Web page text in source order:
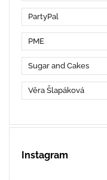
PartyPal
PME
Sugar and Cakes
Věra Šlapáková
Instagram